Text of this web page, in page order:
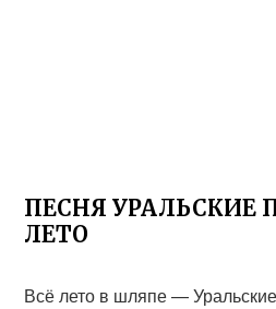
ПЕСНЯ УРАЛЬСКИЕ
ЛЕТО
Всё лето в шляпе —